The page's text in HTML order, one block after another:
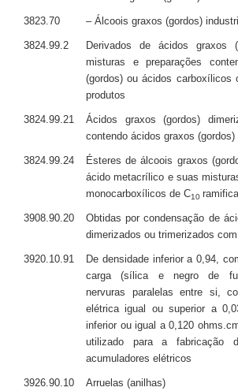
3823.70 – Álcoois graxos (gordos)
3824.99.2
Derivados de ácidos graxos
misturas e preparações
(gordos) ou ácidos carboxílicos
produtos
3824.99.21
Ácidos graxos (gordos)
contendo ácidos graxos (gordos)
3824.99.24 Ésteres de álcoois graxos
ácido metacrílico e suas
monocarboxílicos de C10
3908.90.20
Obtidas por condensação de
dimerizados ou trimerizados
3920.10.91
De densidade inferior a 0,94,
carga (sílica e negro de
nervuras paralelas entre si,
elétrica igual ou superior a
inferior ou igual a 0,120
utilizado para a fabricação
acumuladores elétricos
3926.90.10 Arruelas (anilhas)